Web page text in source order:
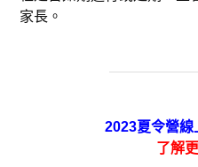
家長。
2023夏令營線
了解